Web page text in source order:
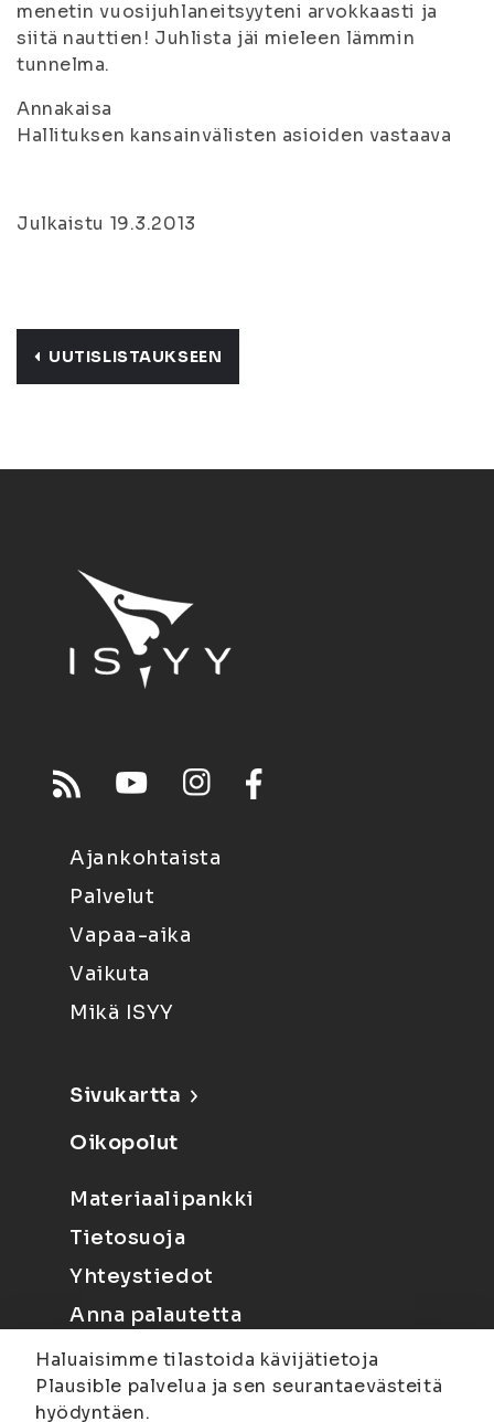
menetin vuosijuhlaneitsyyteni arvokkaasti ja
siitä nauttien! Juhlista jäi mieleen lämmin
tunnelma.
Annakaisa
Hallituksen kansainvälisten asioiden vastaava
Julkaistu 19.3.2013
UUTISLISTAUKSEEN
Ajankohtaista
Palvelut
Vapaa-aika
Vaikuta
Mikä ISYY
Sivukartta
Oikopolut
Materiaalipankki
Tietosuoja
Yhteystiedot
Anna palautetta
Haluaisimme tilastoida kävijätietoja
Plausible palvelua ja sen seurantaevästeitä
hyödyntäen.